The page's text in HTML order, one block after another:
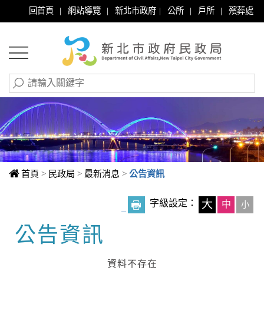
回首頁 | 網站導覽 | 新北市政府 | 公所 | 戶所 | 殯葬處
首頁 > 民政局 > 最新消息 > 公告資訊
字級設定： 大 中 小
中央內容區塊
公告資訊
資料不存在